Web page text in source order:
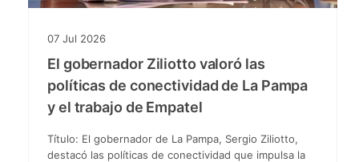
07 Jul 2026
El gobernador Ziliotto valoró las
políticas de conectividad de La Pampa
y el trabajo de Empatel
Título: El gobernador de La Pampa, Sergio Ziliotto,
destacó las políticas de conectividad que impulsa la